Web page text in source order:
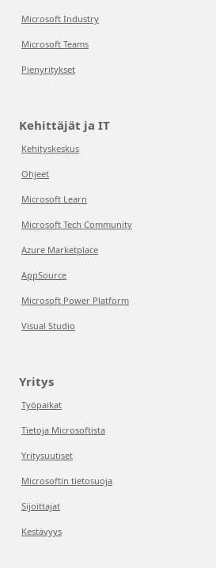
Microsoft Industry
Microsoft Teams
Pienyritykset
Kehittäjät ja IT
Kehityskeskus
Ohjeet
Microsoft Learn
Microsoft Tech Community
Azure Marketplace
AppSource
Microsoft Power Platform
Visual Studio
Yritys
Työpaikat
Tietoja Microsoftista
Yritysuutiset
Microsoftin tietosuoja
Sijoittajat
Kestävyys